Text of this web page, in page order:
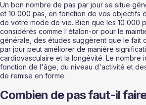
Un bon nombre de pas par jour se situe
et 10 000 pas, en fonction de vos objectifs
de votre mode de vie. Bien que les 10 000
considérés comme l'étalon-or pour le
générale, des études suggèrent que le fait
par jour peut améliorer de manière
cardiovasculaire et la longévité. Le nombre
fonction de l'âge, du niveau d'activité et
de remise en forme.
Combien de pas faut-il